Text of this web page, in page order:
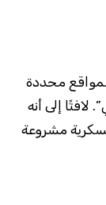
محددة
لافتًا إلى أنه
مشروعة